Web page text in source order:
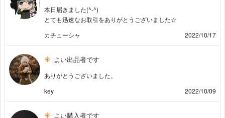
本日届きました(^-^)
とても迅速なお取引をありがとうございました☆
カチューシャ
2022/10/17
よい出品者です
ありがとうございました。
key
2022/10/09
よい購入者です